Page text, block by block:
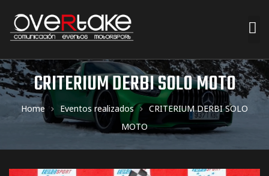
CRITERIUM DERBI SOLO MOTO
Home Eventos realizados
CRITERIUM DERBI SOLO
MOTO